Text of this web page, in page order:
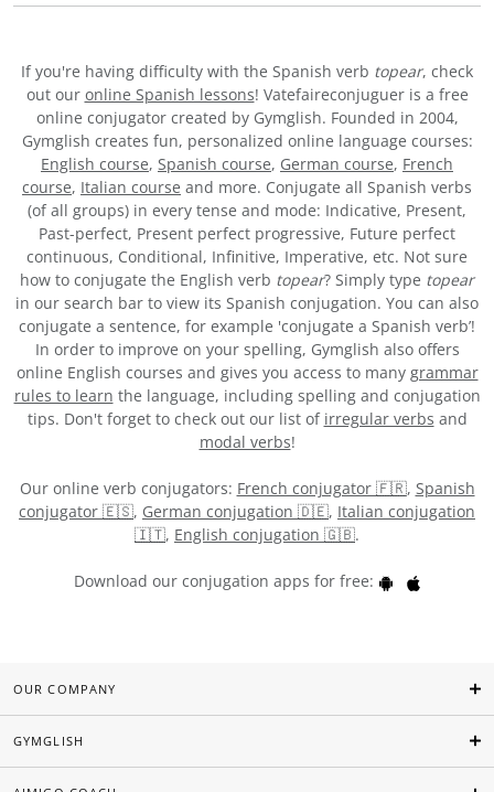
If you're having difficulty with the Spanish verb topear, check
out our online Spanish lessons! Vatefaireconjuguer is a free
online conjugator created by Gymglish. Founded in 2004,
Gymglish creates fun, personalized online language courses:
English course, Spanish course, German course, French
course, Italian course and more. Conjugate all Spanish verbs
(of all groups) in every tense and mode: Indicative, Present,
Past-perfect, Present perfect progressive, Future perfect
continuous, Conditional, Infinitive, Imperative, etc. Not sure
how to conjugate the English verb topear? Simply type topear
in our search bar to view its Spanish conjugation. You can also
conjugate a sentence, for example 'conjugate a Spanish verb’!
In order to improve on your spelling, Gymglish also offers
online English courses and gives you access to many grammar
rules to learn the language, including spelling and conjugation
tips. Don't forget to check out our list of irregular verbs and
modal verbs!
Our online verb conjugators: French conjugator 🇫🇷, Spanish
conjugator 🇪🇸, German conjugation 🇩🇪, Italian conjugation
🇮🇹, English conjugation 🇬🇧.
Download our conjugation apps for free:
OUR COMPANY
GYMGLISH